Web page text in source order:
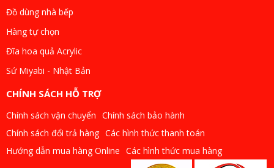
Đồ dùng nhà bếp
Hàng tự chọn
Đĩa hoa quả Acrylic
Sứ Miyabi - Nhật Bản
CHÍNH SÁCH HỖ TRỢ
Chính sách vận chuyển Chính sách bảo hành
Chính sách đổi trả hàng Các hình thức thanh toán
Hướng dẫn mua hàng Online Các hình thức mua hàng